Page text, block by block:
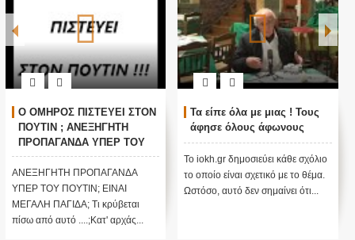
Ο ΟΜΗΡΟΣ ΠΙΣΤΕΥΕΙ ΣΤΟΝ
ΠΟΥΤΙΝ ; ΑΝΕΞΗΓΗΤΗ
ΠΡΟΠΑΓΑΝΔΑ ΥΠΕΡ ΤΟΥ
ΠΟΥΤΙΝ;
ΑΝΕΞΗΓΗΤΗ ΠΡΟΠΑΓΑΝΔΑ
ΥΠΕΡ ΤΟΥ ΠΟΥΤΙΝ; ΕΙΝΑΙ
ΜΕΓΑΛΗ ΠΑΓΙΔΑ; Τι κρύβεται
πίσω από αυτό ....;Κατ' αρχάς...
Τα είπε όλα με μιας ! Τους
άφησε όλους άφωνους
Το iokh.gr δημοσιεύει κάθε σχόλιο
το οποίο είναι σχετικό με το θέμα.
Ωστόσο, αυτό δεν σημαίνει ότι...